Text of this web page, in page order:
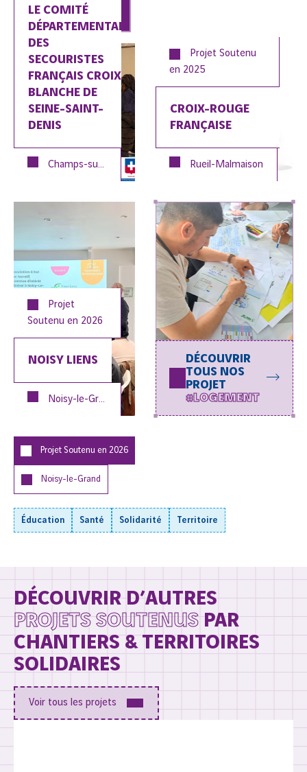
En savoir plus
LE COMITÉ
DÉPARTEMENTAL
DES
SECOURISTES
FRANÇAIS CROIX
BLANCHE DE
SEINE-SAINT-
DENIS
Champs-sur-Marne Noisy-le-Grand
Projet Soutenu
en 2025
CROIX-ROUGE
FRANÇAISE
Rueil-Malmaison
Projet
Soutenu en 2026
NOISY LIENS
Noisy-le-Grand
DÉCOUVRIR
TOUS NOS
PROJET
#LOGEMENT
Éducation Santé Solidarité Territoire
Projet Soutenu en 2026
Noisy-le-Grand
DÉCOUVRIR D’AUTRES
PROJETS SOUTENUSPAR
CHANTIERS & TERRITOIRES
SOLIDAIRES
Voir tous les projets